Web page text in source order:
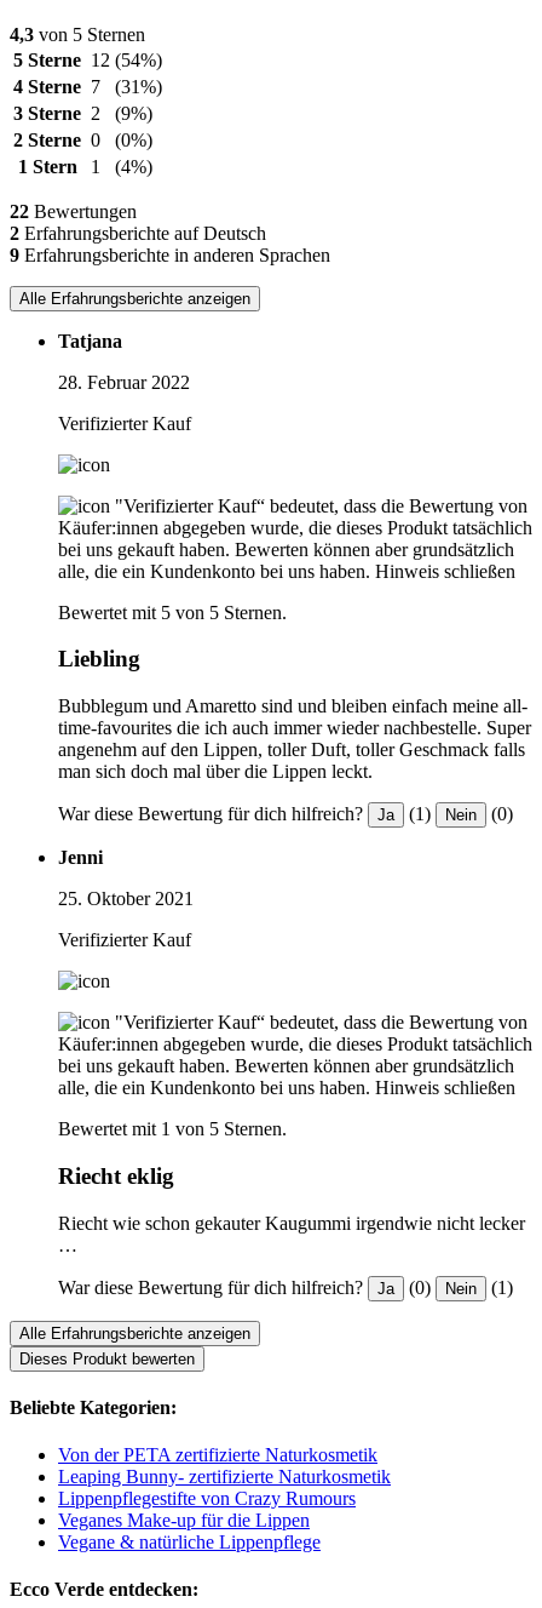
4,3 von 5 Sternen
5 Sterne 12 (54%)
4 Sterne 7
(31%)
3 Sterne 2
(9%)
2 Sterne 0
(0%)
1 Stern
1 (4%)
22 Bewertungen
2 Erfahrungsberichte auf Deutsch
9 Erfahrungsberichte in anderen Sprachen
Alle Erfahrungsberichte anzeigen
Tatjana
28. Februar 2022
Verifizierter Kauf
"Verifizierter Kauf“ bedeutet, dass die Bewertung von
Käufer:innen abgegeben wurde, die dieses Produkt tatsächlich
bei uns gekauft haben. Bewerten können aber grundsätzlich
alle, die ein Kundenkonto bei uns haben. Hinweis schließen
Bewertet mit 5 von 5 Sternen.
Liebling
Bubblegum und Amaretto sind und bleiben einfach meine all-
time-favourites die ich auch immer wieder nachbestelle. Super
angenehm auf den Lippen, toller Duft, toller Geschmack falls
man sich doch mal über die Lippen leckt.
War diese Bewertung für dich hilfreich? Ja (1) Nein (0)
Jenni
25. Oktober 2021
Verifizierter Kauf
"Verifizierter Kauf“ bedeutet, dass die Bewertung von
Käufer:innen abgegeben wurde, die dieses Produkt tatsächlich
bei uns gekauft haben. Bewerten können aber grundsätzlich
alle, die ein Kundenkonto bei uns haben. Hinweis schließen
Bewertet mit 1 von 5 Sternen.
Riecht eklig
Riecht wie schon gekauter Kaugummi irgendwie nicht lecker
…
War diese Bewertung für dich hilfreich? Ja (0) Nein (1)
Alle Erfahrungsberichte anzeigen
Dieses Produkt bewerten
Beliebte Kategorien:
Von der PETA zertifizierte Naturkosmetik
Leaping Bunny- zertifizierte Naturkosmetik
Lippenpflegestifte von Crazy Rumours
Veganes Make-up für die Lippen
Vegane & natürliche Lippenpflege
Ecco Verde entdecken: